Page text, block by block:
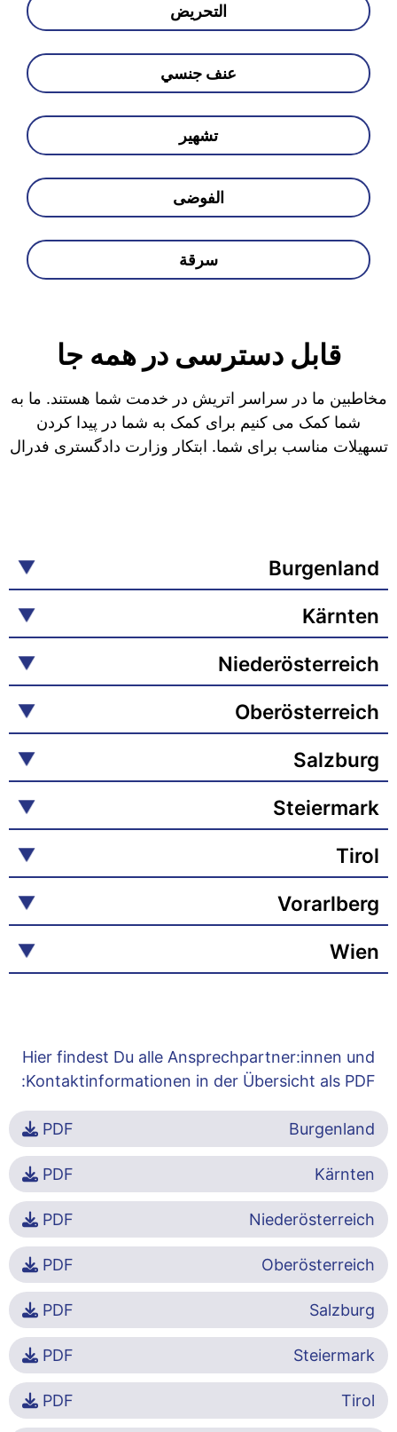
التحريض
عنف جنسي
تشهير
الفوضى
سرقة
قابل دسترسی در همه جا
مخاطبین ما در سراسر اتریش در خدمت شما هستند. ما به
شما کمک می کنیم برای کمک به شما در پیدا کردن
تسهیلات مناسب برای شما. ابتکار وزارت دادگستری فدرال
Burgenland
Kärnten
Niederösterreich
Oberösterreich
Salzburg
Steiermark
Tirol
Vorarlberg
Wien
Hier findest Du alle Ansprechpartner:innen und
Kontaktinformationen in der Übersicht als PDF:
Burgenland
PDF
Kärnten
PDF
Niederösterreich
PDF
Oberösterreich
PDF
Salzburg
PDF
Steiermark
PDF
Tirol
PDF